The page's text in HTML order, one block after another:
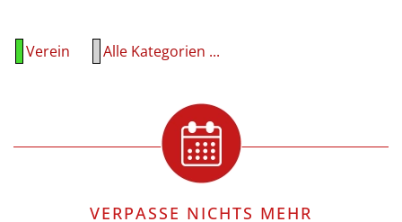
Verein Alle Kategorien ...
VERPASSE NICHTS MEHR